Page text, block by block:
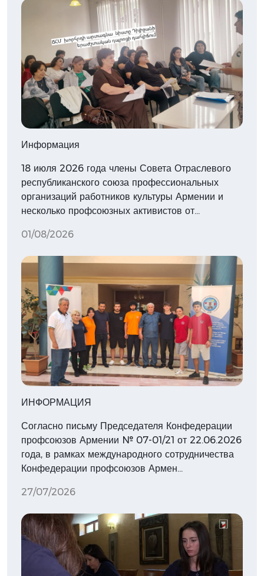
Информация
18 июля 2026 года члены Совета Отраслевого
республиканского союза профессиональных
организаций работников культуры Армении и
несколько профсоюзных активистов от…
01/08/2026
ИНФОРМАЦИЯ
Согласно письму Председателя Конфедерации
профсоюзов Армении № 07-01/21 от 22.06.2026
года, в рамках международного сотрудничества
Конфедерации профсоюзов Армен…
27/07/2026